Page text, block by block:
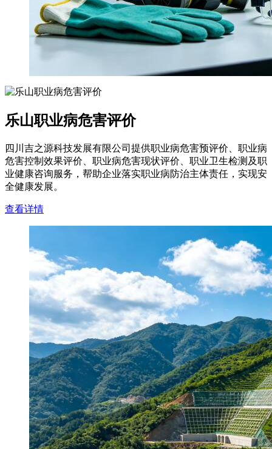
乐山职业病危害评价
四川吉之源科技发展有限公司提供职业病危害预评价、职业病
危害控制效果评价、职业病危害现状评价、职业卫生检测及职
业健康咨询服务，帮助企业落实职业病防治主体责任，实现安
全健康发展。
查看详情